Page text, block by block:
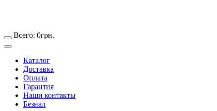
Всего: 0грн.
Каталог
Доставка
Оплата
Гарантия
Наши контакты
Безнал